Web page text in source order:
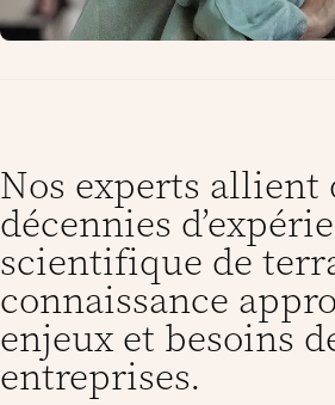
Nos experts allient
décennies
scientifique de
connaissance
enjeux et besoins
entreprises.